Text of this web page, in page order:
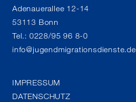
Adenauerallee 12-14
53113 Bonn
Tel.: 0228/95 96 8-0
info@jugendmigrationsdienste.de
IMPRESSUM
DATENSCHUTZ